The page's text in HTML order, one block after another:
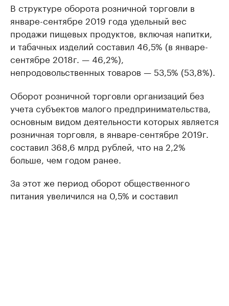
В структуре оборота розничной торговли в
январе-сентябре 2019 года удельный вес
продажи пищевых продуктов, включая напитки,
и табачных изделий составил 46,5% (в январе-
сентябре 2018г. — 46,2%),
непродовольственных товаров — 53,5% (53,8%).
Оборот розничной торговли организаций без
учета субъектов малого предпринимательства,
основным видом деятельности которых является
розничная торговля, в январе-сентябре 2019г.
составил 368,6 млрд рублей, что на 2,2%
больше, чем годом ранее.
За этот же период оборот общественного
питания увеличился на 0,5% и составил